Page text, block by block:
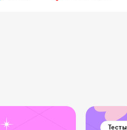
Тесты